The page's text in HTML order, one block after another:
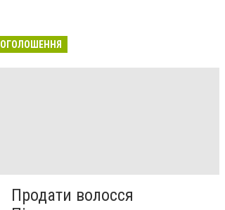
ОГОЛОШЕННЯ
Продати волосся